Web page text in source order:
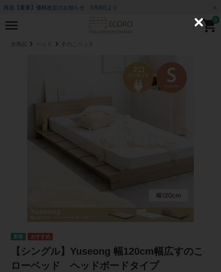
再送【重要】価格改定のお知らせ 5月8日より
0
全商品 ベッド すのこベッド
【シングル】Yuseong 幅120cm幅広すのこ
ローベッド ヘッドボードタイプ
C